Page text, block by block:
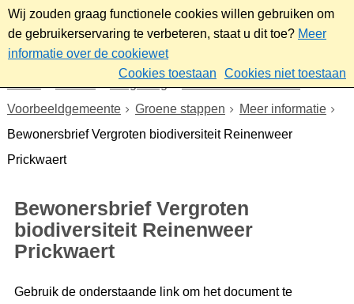
Wij zouden graag functionele cookies willen gebruiken om
de gebruikerservaring te verbeteren, staat u dit toe? Meer
informatie over de cookiewet
Cookies toestaan
Cookies niet toestaan
Omgeving
Duurzaam Sliedrecht
Voorbeeldgemeente
Groene stappen
Meer informatie
Bewonersbrief Vergroten biodiversiteit Reinenweer
Prickwaert
Bewonersbrief Vergroten
biodiversiteit Reinenweer
Prickwaert
Gebruik de onderstaande link om het document te